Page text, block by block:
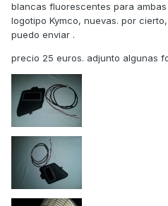
blancas fluorescentes para
logotipo Kymco, nuevas. por
puedo enviar .
precio 25 euros. adjunto algunas